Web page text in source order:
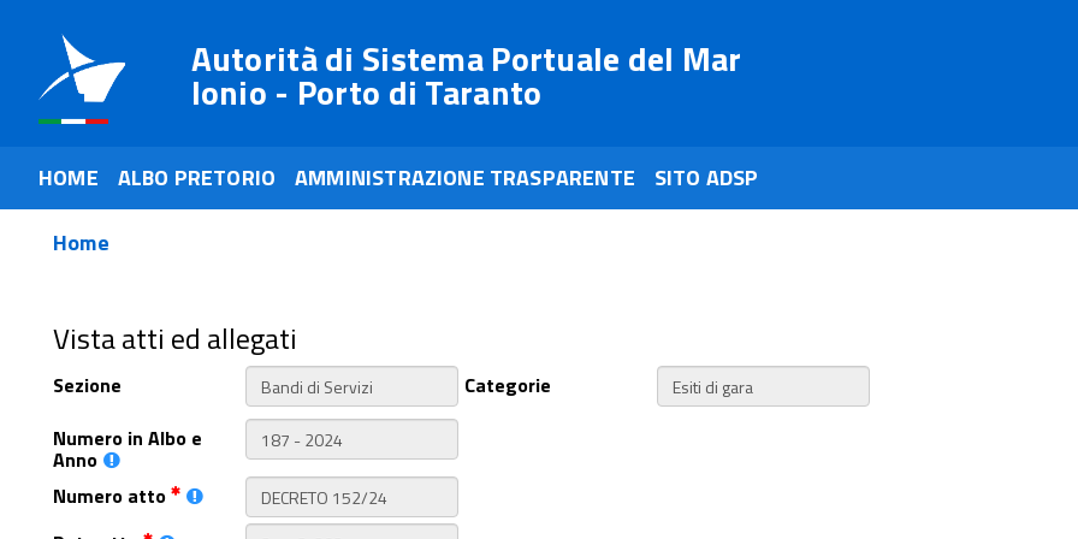
Autorità di Sistema Portuale del Mar
Ionio - Porto di Taranto
HOME ALBO PRETORIO AMMINISTRAZIONE TRASPARENTE
SITO ADSP
Home
Vista atti ed allegati
Sezione
Categorie
Numero in Albo e
Anno
Numero atto